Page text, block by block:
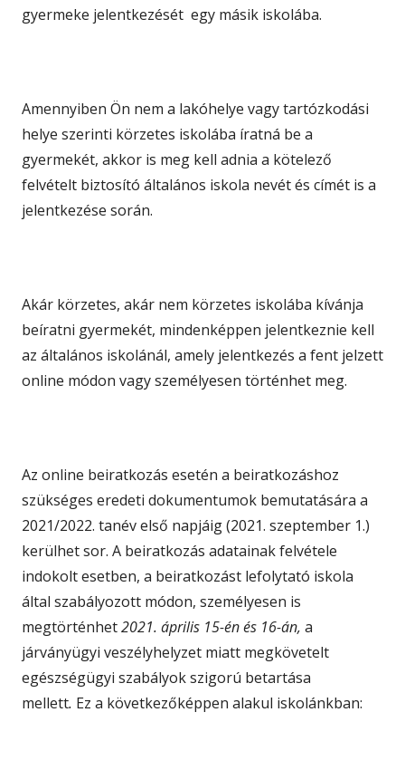
gyermeke jelentkezését egy másik iskolába.
Amennyiben Ön nem a lakóhelye vagy tartózkodási
helye szerinti körzetes iskolába íratná be a
gyermekét, akkor is meg kell adnia a kötelező
felvételt biztosító általános iskola nevét és címét is a
jelentkezése során.
Akár körzetes, akár nem körzetes iskolába kívánja
beíratni gyermekét, mindenképpen jelentkeznie kell
az általános iskolánál, amely jelentkezés a fent jelzett
online módon vagy személyesen történhet meg.
Az online beiratkozás esetén a beiratkozáshoz
szükséges eredeti dokumentumok bemutatására a
2021/2022. tanév első napjáig (2021. szeptember 1.)
kerülhet sor. A beiratkozás adatainak felvétele
indokolt esetben, a beiratkozást lefolytató iskola
által szabályozott módon, személyesen is
megtörténhet2021. április 15-én és 16-án, a
járványügyi veszélyhelyzet miatt megkövetelt
egészségügyi szabályok szigorú betartása
mellett. Ez a következőképpen alakul iskolánkban: